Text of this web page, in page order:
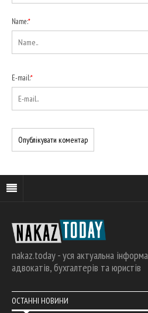
Name:*
E-mail:*
nakaz.today - уся актуальна
адвокатів, бухгалтерів та юристів
ОСТАННІ НОВИНИ